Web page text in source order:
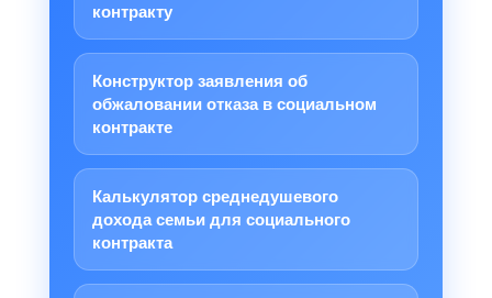
контракту
Конструктор заявления об
обжаловании отказа в социальном
контракте
Калькулятор среднедушевого
дохода семьи для социального
контракта